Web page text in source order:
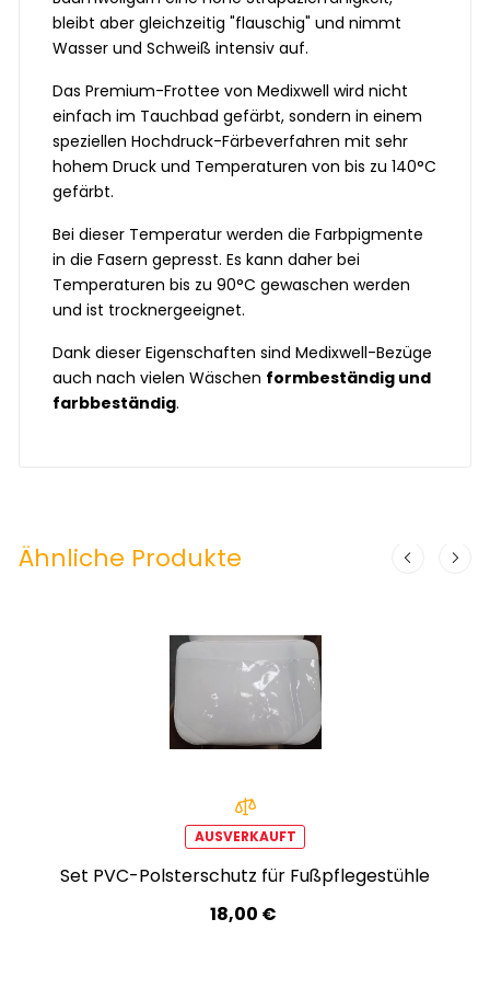
bleibt aber gleichzeitig "flauschig" und nimmt
Wasser und Schweiß intensiv auf.
Das Premium-Frottee von Medixwell wird nicht
einfach im Tauchbad gefärbt, sondern in einem
speziellen Hochdruck-Färbeverfahren mit sehr
hohem Druck und Temperaturen von bis zu 140°C
gefärbt.
Bei dieser Temperatur werden die Farbpigmente
in die Fasern gepresst. Es kann daher bei
Temperaturen bis zu 90°C gewaschen werden
und ist trocknergeeignet.
Dank dieser Eigenschaften sind Medixwell-Bezüge
auch nach vielen Wäschen formbeständig und
farbbeständig.
Ähnliche Produkte
AUSVERKAUFT
Set PVC-Polsterschutz für Fußpflegestühle
18,00 €